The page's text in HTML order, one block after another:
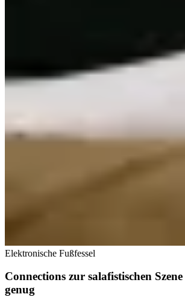
Elektronische Fußfessel
Connections zur salafistischen
genug